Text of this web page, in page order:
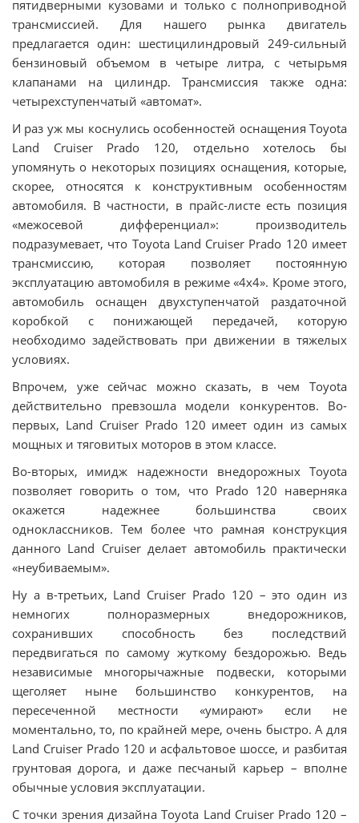
пятидверными кузовами и только с полноприводной
трансмиссией. Для нашего рынка двигатель
предлагается один: шестицилиндровый 249-сильный
бензиновый объемом в четыре литра, с четырьмя
клапанами на цилиндр. Трансмиссия также одна:
четырехступенчатый «автомат».
И раз уж мы коснулись особенностей оснащения Toyota
Land Cruiser Prado 120, отдельно хотелось бы
упомянуть о некоторых позициях оснащения, которые,
скорее, относятся к конструктивным особенностям
автомобиля. В частности, в прайс-листе есть позиция
«межосевой дифференциал»: производитель
подразумевает, что Toyota Land Cruiser Prado 120 имеет
трансмиссию, которая позволяет постоянную
эксплуатацию автомобиля в режиме «4х4». Кроме этого,
автомобиль оснащен двухступенчатой раздаточной
коробкой с понижающей передачей, которую
необходимо задействовать при движении в тяжелых
условиях.
Впрочем, уже сейчас можно сказать, в чем Toyota
действительно превзошла модели конкурентов. Во-
первых, Land Cruiser Prado 120 имеет один из самых
мощных и тяговитых моторов в этом классе.
Во-вторых, имидж надежности внедорожных Toyota
позволяет говорить о том, что Prado 120 наверняка
окажется надежнее большинства своих
одноклассников. Тем более что рамная конструкция
данного Land Cruiser делает автомобиль практически
«неубиваемым».
Ну а в-третьих, Land Cruiser Prado 120 – это один из
немногих полноразмерных внедорожников,
сохранивших способность без последствий
передвигаться по самому жуткому бездорожью. Ведь
независимые многорычажные подвески, которыми
щеголяет ныне большинство конкурентов, на
пересеченной местности «умирают» если не
моментально, то, по крайней мере, очень быстро. А для
Land Cruiser Prado 120 и асфальтовое шоссе, и разбитая
грунтовая дорога, и даже песчаный карьер – вполне
обычные условия эксплуатации.
С точки зрения дизайна Toyota Land Cruiser Prado 120 –